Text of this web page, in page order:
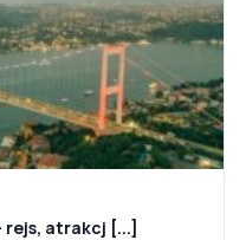
rejs, atrakcj [...]